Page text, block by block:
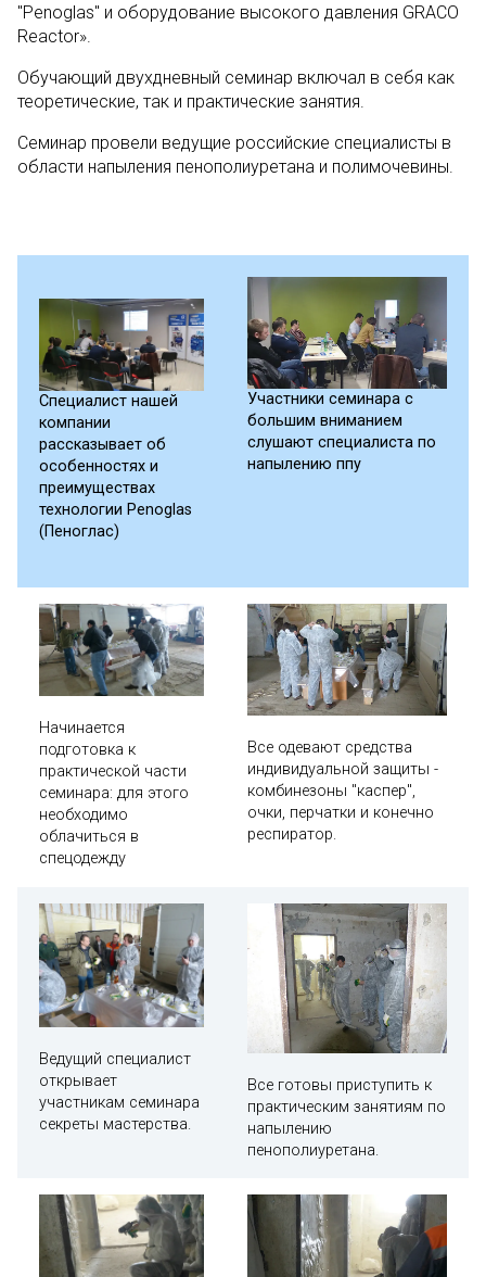
"Penoglas" и оборудование высокого давления GRACO
Reactor».
Обучающий двухдневный семинар включал в себя как
теоретические, так и практические занятия.
Семинар провели ведущие российские специалисты в
области напыления пенополиуретана и полимочевины.
Специалист нашей
компании
рассказывает об
особенностях и
преимуществах
технологии Penoglas
(Пеноглас)
Участники семинара с
большим вниманием
слушают специалиста по
напылению ппу
Начинается
подготовка к
практической части
семинара: для этого
необходимо
облачиться в
спецодежду
Все одевают средства
индивидуальной защиты -
комбинезоны "каспер",
очки, перчатки и конечно
респиратор.
Ведущий специалист
открывает
участникам семинара
секреты мастерства.
Все готовы приступить к
практическим занятиям по
напылению
пенополиуретана.